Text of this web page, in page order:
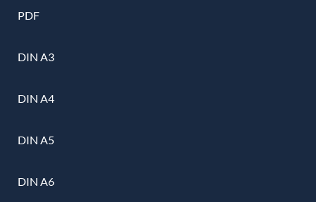
PDF
DIN A3
DIN A4
DIN A5
DIN A6